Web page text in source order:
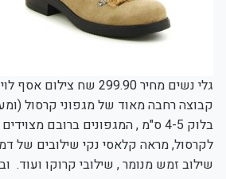
גלי נשים מחיר 299.90 שח צילום אסף לוי
קבוצה רחבה מאוד של מגפוני קרסול
בלוק 4-5 ס"מ , המגפונים ברובם
לקרסול, מראה קלאסי נקי שילובים של
שילוב זמש מנומר , שילובי קרוקו ועוד.